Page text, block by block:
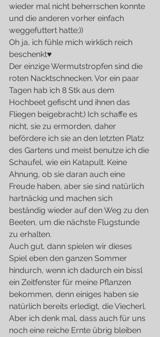
wieder mal nicht beherrschen konnte
und die anderen vorher einfach
weggefuttert hatte;))
Oh ja, ich fühle mich wirklich reich
beschenkt♥
Der einzige Wermutstropfen sind die
roten Nacktschnecken. Vor ein paar
Tagen hab ich 8 Stk aus dem
Hochbeet gefischt und ihnen das
Fliegen beigebracht;) Ich schaffe es
nicht, sie zu ermorden, daher
befördere ich sie an den letzten Platz
des Gartens und meist benutze ich die
Schaufel, wie ein Katapult. Keine
Ahnung, ob sie daran auch eine
Freude haben, aber sie sind natürlich
hartnäckig und machen sich
beständig wieder auf den Weg zu den
Beeten, um die nächste Flugstunde
zu erhalten.
Auch gut, dann spielen wir dieses
Spiel eben den ganzen Sommer
hindurch, wenn ich dadurch ein bissl
ein Zeitfenster für meine Pflanzen
bekommen, denn einiges haben sie
natürlich bereits erledigt, die Viecherl.
Aber ich denk mal, dass auch für uns
noch eine reiche Ernte übrig bleiben